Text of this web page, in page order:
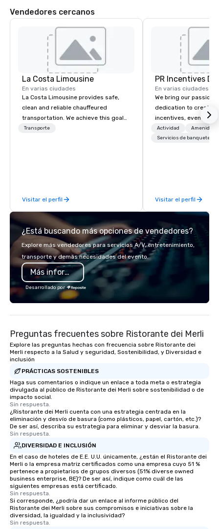
Vendedores cercanos
La Costa Limousine
En varias ciudades
La Costa Limousine provides safe,
clean and reliable chauffeured
transportation. We achieve this goal
with highly trained chauffeurs, the
late model luxury vehicles to the
highly experienced and professional
team of chauffeurs and support staff;
you will know quality when you travel
with La Costa Limousine.
Transporte
Visitar el perfil
PR Incentives
En varias ciudades
We bring our passion,
dedication to create
incentives, events,
meetings, product
luxury travel
Actividad
Servicios de banquetes
Visitar el perfil
¿Está buscando más opciones de vendedores?
Explore más vendedores para servicios A/V, entretenimiento,
transporte y demás necesidades del evento.
Más información
Desarrollado por
Preguntas frecuentes sobre Ristorante dei Merli
Explore las preguntas hechas con frecuencia sobre Ristorante dei
Merli respecto a la Salud y seguridad, Sostenibilidad, y Diversidad e
inclusión
PRÁCTICAS SOSTENIBLES
Haga sus comentarios o indique un enlace a toda meta o estrategia
divulgada al público de Ristorante dei Merli sobre sostenibilidad o de
impacto social.
Sin respuesta.
¿Ristorante dei Merli cuenta con una estrategia centrada en la
eliminación y desvío de basura (como plásticos, papel, cartón, etc.)?
De ser así, describa su estrategia para eliminar y desviar la basura.
Sin respuesta.
DIVERSIDAD E INCLUSIÓN
En el caso de hoteles de E.E. U.U. únicamente, ¿están el Ristorante dei
Merli o la empresa matriz certificados como una empresa cuyo 51 %
pertenece a propietarios de grupos diversos (51% diverse owned
business enterprise, BE)? De ser así, indique como cuál de las
siguientes empresas está certificado.
Sin respuesta.
Si corresponde, ¿podría dar un enlace al informe público del
Ristorante dei Merli sobre sus compromisos e iniciativas sobre la
diversidad, la igualdad y la inclusividad?
Sin respuesta.